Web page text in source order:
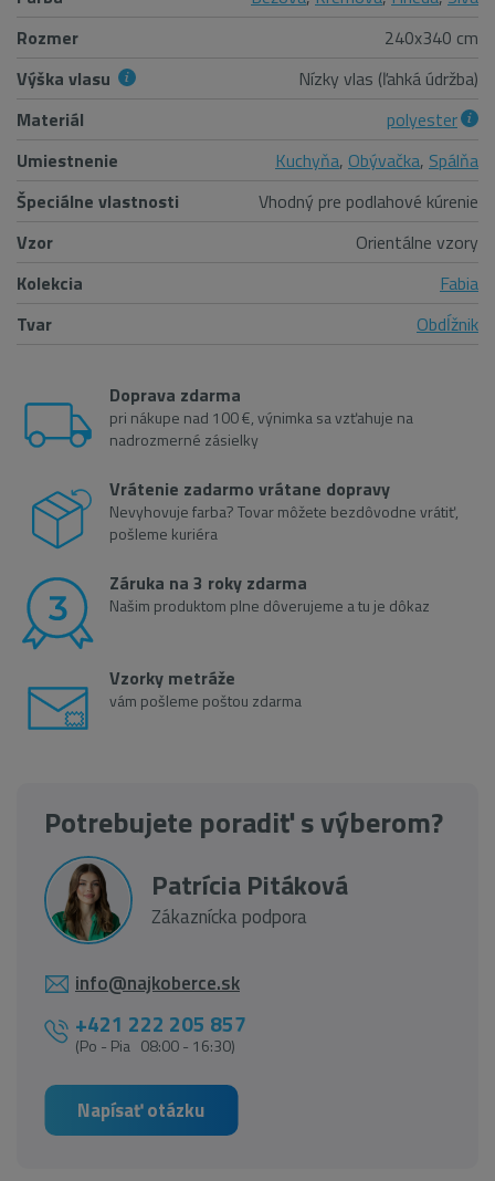
Rozmer
240x340 cm
Výška vlasu
Nízky vlas (ľahká údržba)
Materiál
polyester
Umiestnenie
Kuchyňa, Obývačka, Spálňa
Špeciálne vlastnosti
Vhodný pre podlahové kúrenie
Vzor
Orientálne vzory
Kolekcia
Fabia
Tvar
Obdĺžnik
Doprava zdarma
pri nákupe nad 100 €, výnimka sa vzťahuje na
nadrozmerné zásielky
Vrátenie zadarmo vrátane dopravy
Nevyhovuje farba? Tovar môžete bezdôvodne vrátiť,
pošleme kuriéra
Záruka na 3 roky zdarma
Našim produktom plne dôverujeme a tu je dôkaz
Vzorky metráže
vám pošleme poštou zdarma
Potrebujete poradiť s výberom?
Patrícia Pitáková
Zákaznícka podpora
info@najkoberce.sk
+421 222 205 857
(Po - Pia 08:00 - 16:30)
Napísať otázku